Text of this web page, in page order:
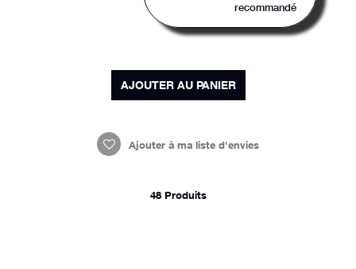
recommandé
AJOUTER AU PANIER
Ajouter à ma liste d'envies
48 Produits